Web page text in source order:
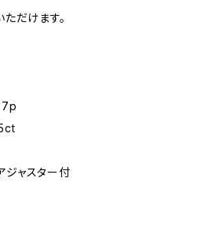
だけます。
7p
ャスター付